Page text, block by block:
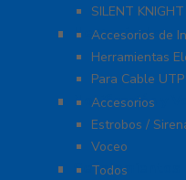
SILENT KNIGHT
Herramientas
Accesorios de
Herramientas
Para Cable
Notificación y
Accesorios
Estrobos /
Voceo
Señalamientos
Todos